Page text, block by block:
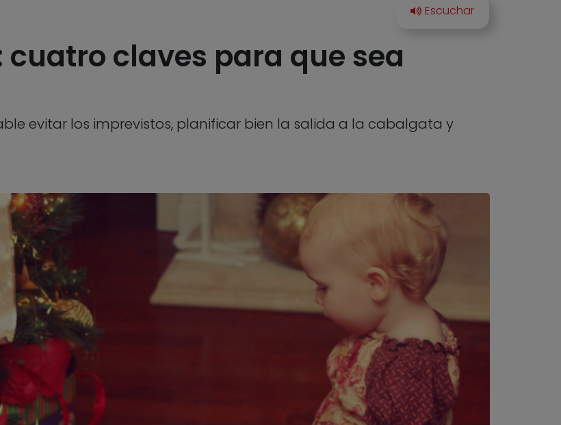
cuatro claves para que sea
evitar los imprevistos, planificar bien la salida a la cabalgata y